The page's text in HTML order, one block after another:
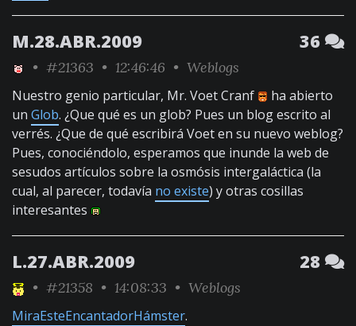
M.28.ABR.2009 36
• #21363 • 12:46:46 • Weblogs
Nuestro genio particular, Mr. Voet Cranf
ha abierto
un Glob. ¿Que qué es un glob? Pues un blog escrito al
verrés. ¿Que de qué escribirá Voet en su nuevo weblog?
Pues, conociéndolo, esperamos que inunde la web de
sesudos artículos sobre la osmósis intergaláctica (la
cual, al parecer, todavía no existe) y otras cosillas
interesantes
L.27.ABR.2009 28
• #21358 • 14:08:33 • Weblogs
MiraEsteEncantadorHámster.